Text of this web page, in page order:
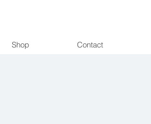
Shop Contact